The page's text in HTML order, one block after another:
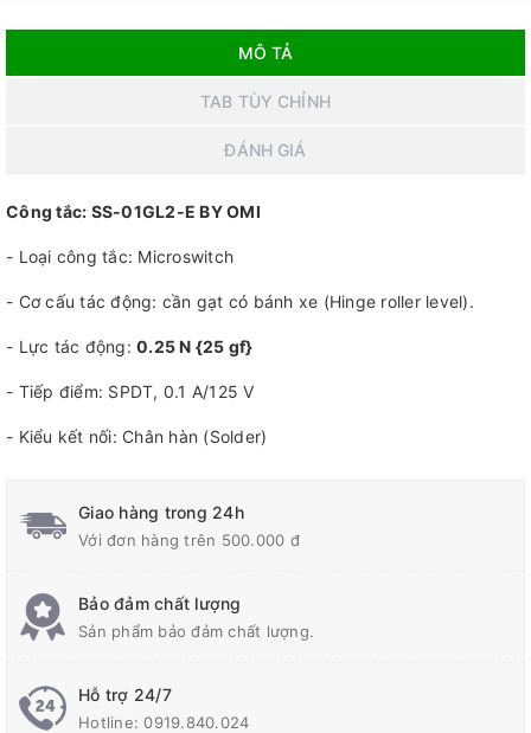
MÔ TẢ
TAB TÙY CHỈNH
ĐÁNH GIÁ
Công tắc: SS-01GL2-E BY OMI
- Loại công tắc: Microswitch
- Cơ cấu tác động: cần gạt có bánh xe (Hinge roller level).
- Lực tác động: 0.25 N {25 gf}
- Tiếp điểm: SPDT, 0.1 A/125 V
- Kiểu kết nối: Chân hàn (Solder)
Giao hàng trong 24h
Với đơn hàng trên 500.000 đ
Bảo đảm chất lượng
Sản phẩm bảo đảm chất lượng.
Hỗ trợ 24/7
Hotline:0919.840.024